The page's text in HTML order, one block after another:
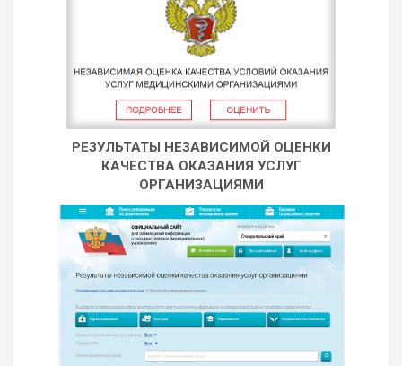
РЕЗУЛЬТАТЫ НЕЗАВИСИМОЙ ОЦЕНКИ
КАЧЕСТВА ОКАЗАНИЯ УСЛУГ
ОРГАНИЗАЦИЯМИ